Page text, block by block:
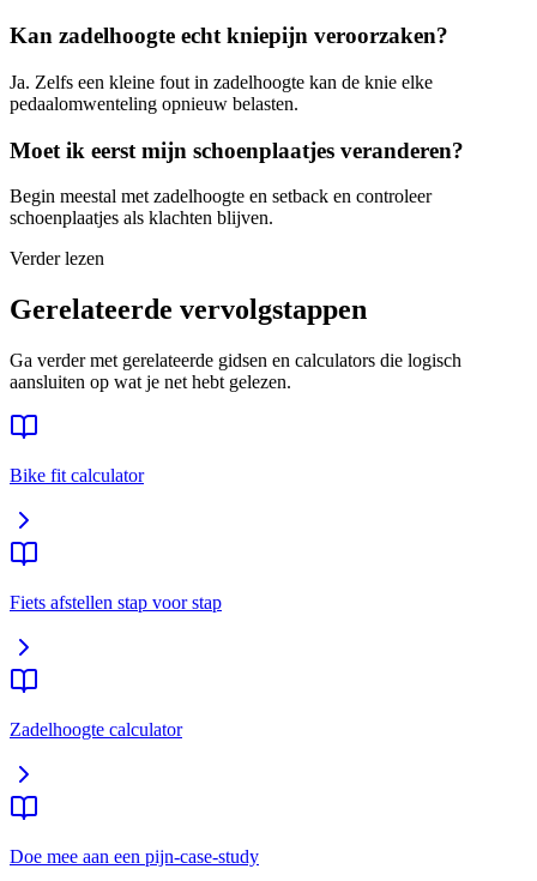
Kan zadelhoogte echt kniepijn veroorzaken?
Ja. Zelfs een kleine fout in zadelhoogte kan de knie elke
pedaalomwenteling opnieuw belasten.
Moet ik eerst mijn schoenplaatjes veranderen?
Begin meestal met zadelhoogte en setback en controleer
schoenplaatjes als klachten blijven.
Verder lezen
Gerelateerde vervolgstappen
Ga verder met gerelateerde gidsen en calculators die logisch
aansluiten op wat je net hebt gelezen.
Bike fit calculator
Fiets afstellen stap voor stap
Zadelhoogte calculator
Doe mee aan een pijn-case-study